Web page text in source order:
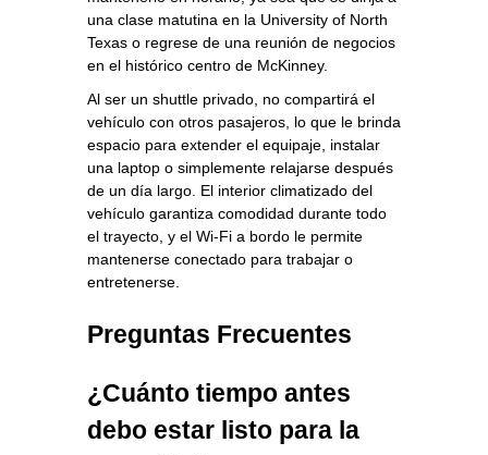
una clase matutina en la University of North
Texas o regrese de una reunión de negocios
en el histórico centro de McKinney.
Al ser un shuttle privado, no compartirá el
vehículo con otros pasajeros, lo que le brinda
espacio para extender el equipaje, instalar
una laptop o simplemente relajarse después
de un día largo. El interior climatizado del
vehículo garantiza comodidad durante todo
el trayecto, y el Wi‑Fi a bordo le permite
mantenerse conectado para trabajar o
entretenerse.
Preguntas Frecuentes
¿Cuánto tiempo antes
debo estar listo para la